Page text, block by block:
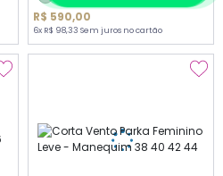
R$ 590,00
6x R$ 98,33 Sem juros no cartão